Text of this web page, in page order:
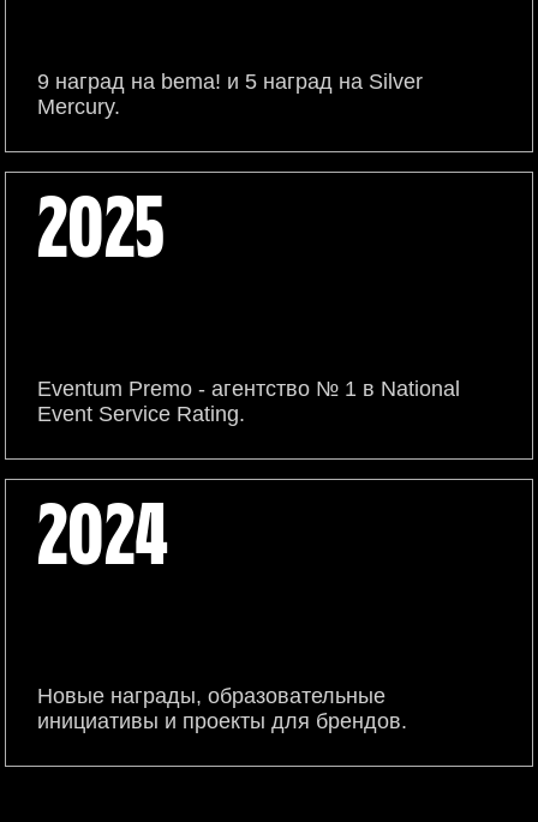
9 наград на bema! и 5 наград на Silver
Mercury.
2025
Eventum Premo - агентство № 1 в National
Event Service Rating.
2024
Новые награды, образовательные
инициативы и проекты для брендов.